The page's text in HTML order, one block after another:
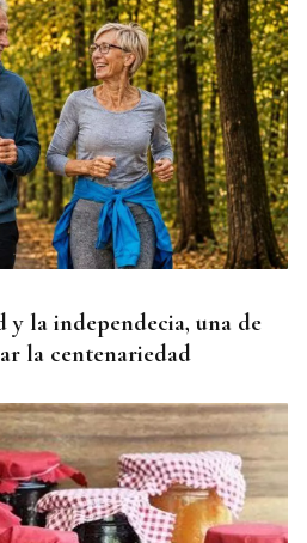
la independecia, una de
la centenariedad